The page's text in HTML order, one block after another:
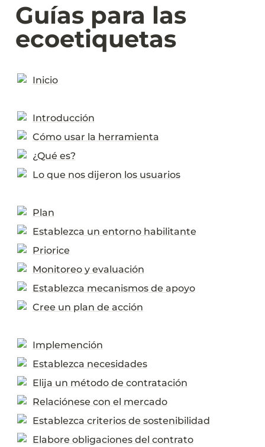
Guías para las
ecoetiquetas
Inicio
Introducción
Cómo usar la herramienta
¿Qué es?
Lo que nos dijeron los usuarios
Plan
Establezca un entorno habilitante
Priorice
Monitoreo y evaluación
Establezca mecanismos de apoyo
Cree un plan de acción
Implemención
Establezca necesidades
Elija un método de contratación
Relaciónese con el mercado
Establezca criterios de sostenibilidad
Elabore obligaciones del contrato